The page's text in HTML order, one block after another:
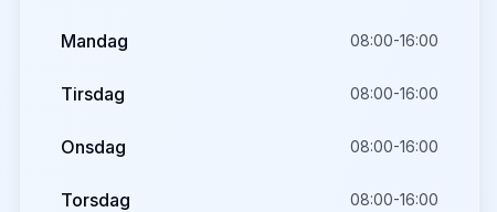
Mandag 08:00-16:00
Tirsdag 08:00-16:00
Onsdag 08:00-16:00
Torsdag 08:00-16:00